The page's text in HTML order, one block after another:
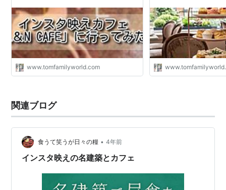
www.tomfamilyworld.com
関連ブログ
食うて笑うが日々の糧 • 4年前
インスタ映えの名建築とカフェ